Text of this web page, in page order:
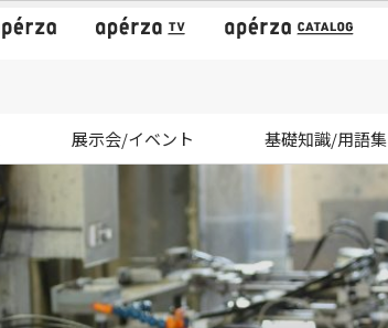
展示会/イベント 基礎知識/用語集